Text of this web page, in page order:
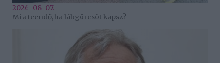
2026-08-07.
Mi a teendő, ha lábgörcsöt kapsz?